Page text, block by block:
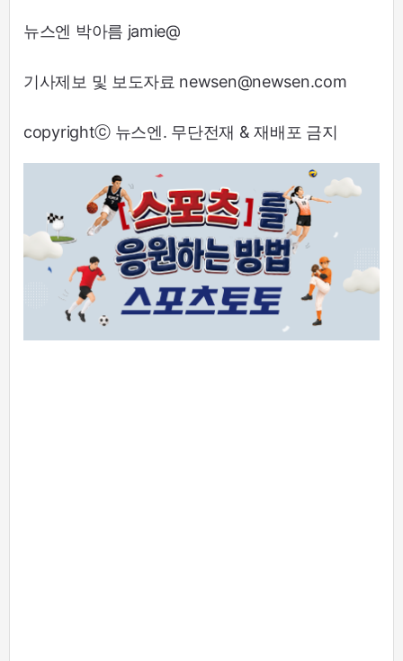
뉴스엔 박아름 jamie@
기사제보 및 보도자료 newsen@newsen.com
copyrightⓒ 뉴스엔. 무단전재 & 재배포 금지